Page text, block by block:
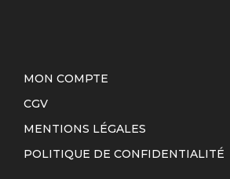
MON COMPTE
CGV
MENTIONS LÉGALES
POLITIQUE DE CONFIDENTIALITÉ